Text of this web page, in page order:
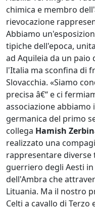
chimica e membro
rievocazione
Abbiamo
tipiche dell'epoca,
ad Aquileia da un
l'Italia ma sconfina di
Slovacchia. «Siamo
precisa â€“ e ci
associazione abbiamo
germanica del primo
collega Hamish
realizzato una
rappresentare
guerriero degli Aesti
dell'Ambra che
Lituania. Ma il nostro
Celti a cavallo di